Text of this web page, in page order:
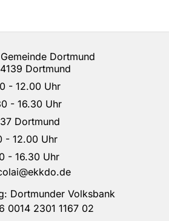
Dortmund
Dortmund
12.00 Uhr
Uhr
Dortmund
12.00 Uhr
Uhr
Dortmunder Volksbank
0014 2301 1167 02